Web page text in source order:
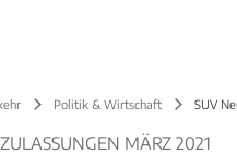
Politik & Wirtschaft SUV
MÄRZ 2021